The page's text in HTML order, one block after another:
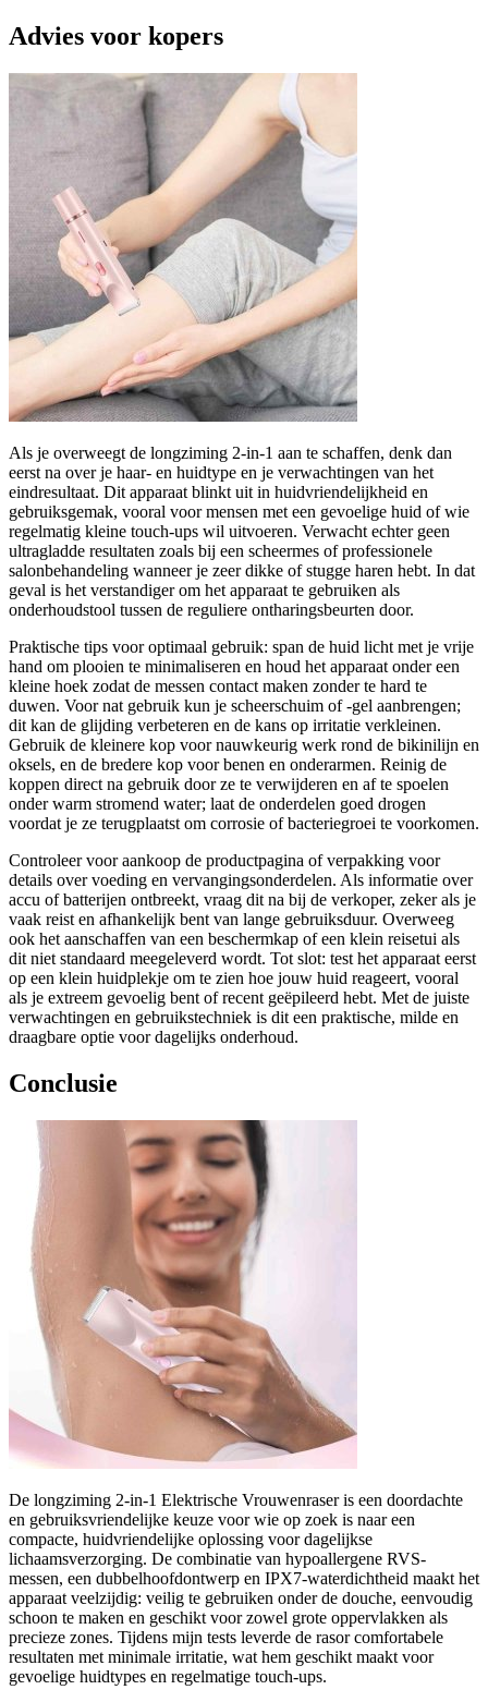
Advies voor kopers
Als je overweegt de longziming 2-in-1 aan te schaffen, denk dan
eerst na over je haar- en huidtype en je verwachtingen van het
eindresultaat. Dit apparaat blinkt uit in huidvriendelijkheid en
gebruiksgemak, vooral voor mensen met een gevoelige huid of wie
regelmatig kleine touch-ups wil uitvoeren. Verwacht echter geen
ultragladde resultaten zoals bij een scheermes of professionele
salonbehandeling wanneer je zeer dikke of stugge haren hebt. In dat
geval is het verstandiger om het apparaat te gebruiken als
onderhoudstool tussen de reguliere ontharingsbeurten door.
Praktische tips voor optimaal gebruik: span de huid licht met je vrije
hand om plooien te minimaliseren en houd het apparaat onder een
kleine hoek zodat de messen contact maken zonder te hard te
duwen. Voor nat gebruik kun je scheerschuim of -gel aanbrengen;
dit kan de glijding verbeteren en de kans op irritatie verkleinen.
Gebruik de kleinere kop voor nauwkeurig werk rond de bikinilijn en
oksels, en de bredere kop voor benen en onderarmen. Reinig de
koppen direct na gebruik door ze te verwijderen en af te spoelen
onder warm stromend water; laat de onderdelen goed drogen
voordat je ze terugplaatst om corrosie of bacteriegroei te voorkomen.
Controleer voor aankoop de productpagina of verpakking voor
details over voeding en vervangingsonderdelen. Als informatie over
accu of batterijen ontbreekt, vraag dit na bij de verkoper, zeker als je
vaak reist en afhankelijk bent van lange gebruiksduur. Overweeg
ook het aanschaffen van een beschermkap of een klein reisetui als
dit niet standaard meegeleverd wordt. Tot slot: test het apparaat eerst
op een klein huidplekje om te zien hoe jouw huid reageert, vooral
als je extreem gevoelig bent of recent geëpileerd hebt. Met de juiste
verwachtingen en gebruikstechniek is dit een praktische, milde en
draagbare optie voor dagelijks onderhoud.
Conclusie
De longziming 2-in-1 Elektrische Vrouwenraser is een doordachte
en gebruiksvriendelijke keuze voor wie op zoek is naar een
compacte, huidvriendelijke oplossing voor dagelijkse
lichaamsverzorging. De combinatie van hypoallergene RVS-
messen, een dubbelhoofdontwerp en IPX7-waterdichtheid maakt het
apparaat veelzijdig: veilig te gebruiken onder de douche, eenvoudig
schoon te maken en geschikt voor zowel grote oppervlakken als
precieze zones. Tijdens mijn tests leverde de rasor comfortabele
resultaten met minimale irritatie, wat hem geschikt maakt voor
gevoelige huidtypes en regelmatige touch-ups.